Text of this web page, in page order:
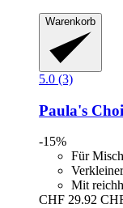
Warenkorb
5.0 (3)
Paula's
-15%
Für
Mit
CHF 29.92